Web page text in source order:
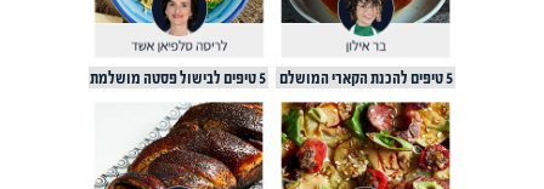
5 טיפים להכנת הקארי המושלם 5 טיפים לבישול פסטה מושלמת